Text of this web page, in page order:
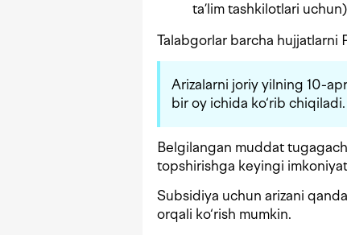
ta’lim tashkilotlari
Talabgorlar barcha hujjatlarni
Arizalarni joriy yilning 10-
bir oy ichida ko‘rib chiqiladi.
Belgilangan muddat
topshirishga keyingi
Subsidiya uchun arizani
orqali ko‘rish mumkin.